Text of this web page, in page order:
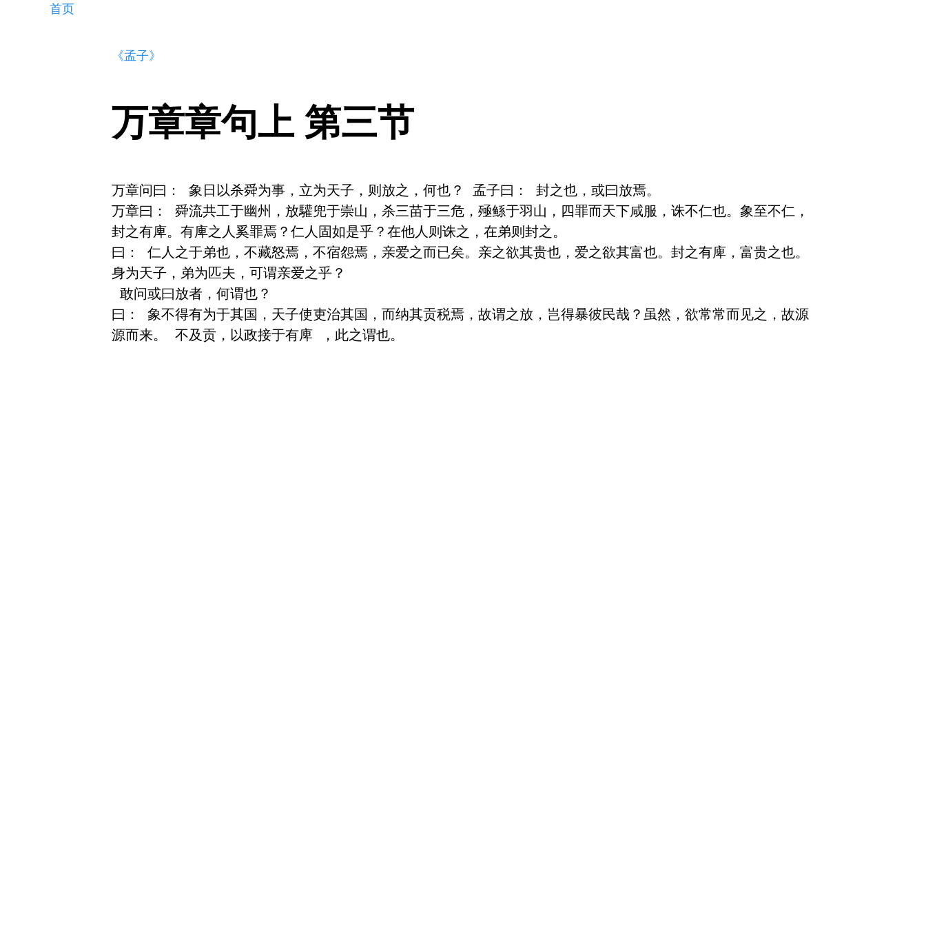
首页
《孟子》
万章章句上 第三节
万章问曰： 象日以杀舜为事，立为天子，则放之，何也？ 孟子曰： 封之也，或曰放焉。
万章曰： 舜流共工于幽州，放驩兜于崇山，杀三苗于三危，殛鲧于羽山，四罪而天下咸服，诛不仁也。象至不仁，
封之有庳。有庳之人奚罪焉？仁人固如是乎？在他人则诛之，在弟则封之。
曰： 仁人之于弟也，不藏怒焉，不宿怨焉，亲爱之而已矣。亲之欲其贵也，爱之欲其富也。封之有庳，富贵之也。
身为天子，弟为匹夫，可谓亲爱之乎？
曰： 象不得有为于其国，天子使吏治其国，而纳其贡税焉，故谓之放，岂得暴彼民哉？虽然，欲常常而见之，故源